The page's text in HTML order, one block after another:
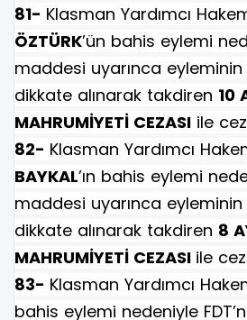
81- Klasman Yardımcı
ÖZTÜRK’ün bahis eylemi
maddesi uyarınca
dikkate alınarak takdiren 10
MAHRUMİYETİ CEZASI ile
82- Klasman Yardımcı
BAYKAL’ın bahis eylemi
maddesi uyarınca
dikkate alınarak takdiren 8
MAHRUMİYETİ CEZASI ile
83- Klasman Yardımcı
bahis eylemi nedeniyle